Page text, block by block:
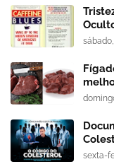
sexta-